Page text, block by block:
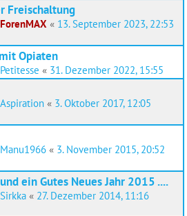
Freischaltung
ForenMAX « 13. September 2023, 22:53
Opiaten
Petitesse « 31. Dezember 2022, 15:55
Aspiration « 3. Oktober 2017, 12:05
Manu1966 « 3. November 2015, 20:52
ein Gutes Neues Jahr 2015 ....
Sirkka « 27. Dezember 2014, 11:16